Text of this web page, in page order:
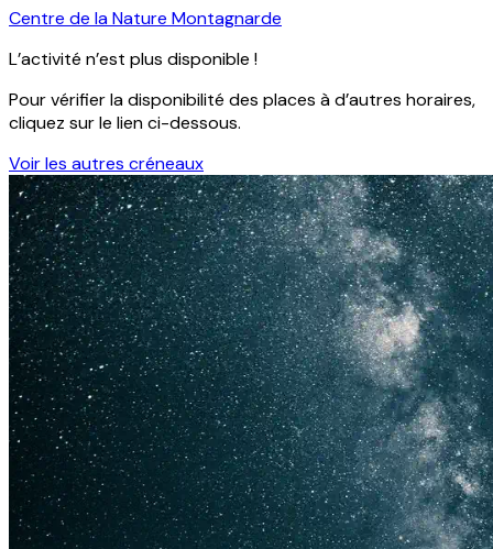
Centre de la Nature Montagnarde
L’activité n’est plus disponible !
Pour vérifier la disponibilité des places à d’autres horaires,
cliquez sur le lien ci-dessous.
Voir les autres créneaux